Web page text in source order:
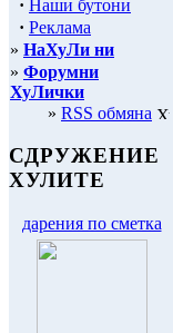
· Наши бутони
· Реклама
» НаХуЛи ни
» Форумни
ХуЛички
» RSS обмяна
СДРУЖЕНИЕ
ХУЛИТЕ
дарения по сметка